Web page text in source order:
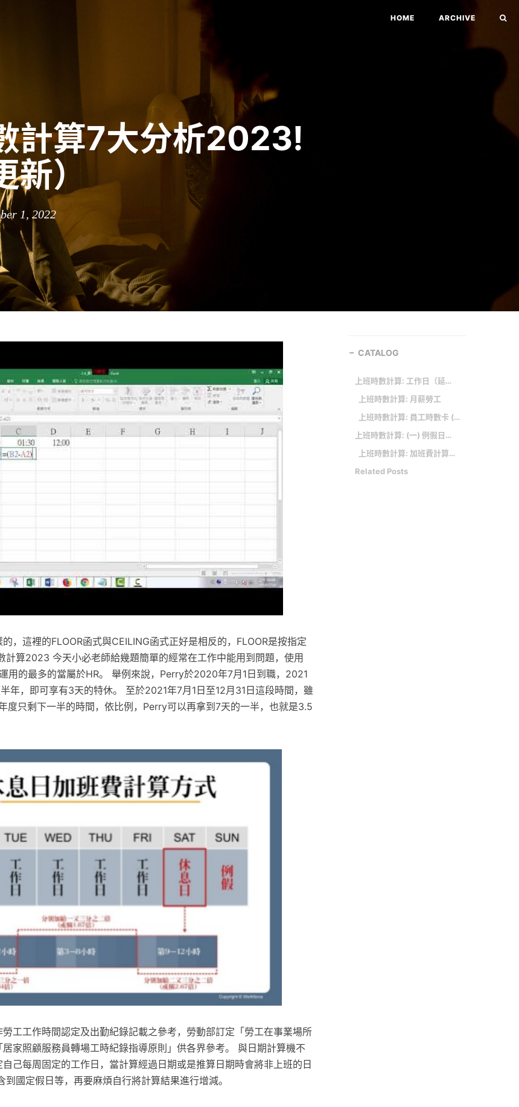
HOME ARCHIVE
計算7大分析2023!
）
1, 2022
，這裡的FLOOR函式與CEILING函式正好是相反的，FLOOR是按指定
計算2023 今天小必老師給幾題簡單的經常在工作中能用到問題，使用
用的最多的當屬於HR。 舉例來說，Perry於2020年7月1日到職，2021
年，即可享有3天的特休。 至於2021年7月1日至12月31日這段時間，雖
度只剩下一半的時間，依比例，Perry可以再拿到7天的一半，也就是3.5
工工作時間認定及出勤紀錄記載之參考，勞動部訂定「勞工在事業場所
家照顧服務員轉場工時紀錄指導原則」供各界參考。 與日期計算機不
己每周固定的工作日，當計算經過日期或是推算日期時會將非上班的日
國定假日等，再要麻煩自行將計算結果進行增減。
CATALOG
上班時數計算: 工作日（延長工時）加班費計算方式
上班時數計算: 月薪勞工
上班時數計算: 員工時數卡 (每日、每週、每月和每年)
上班時數計算: (一) 例假日加班費計算
上班時數計算: 加班費計算範例
Related Posts